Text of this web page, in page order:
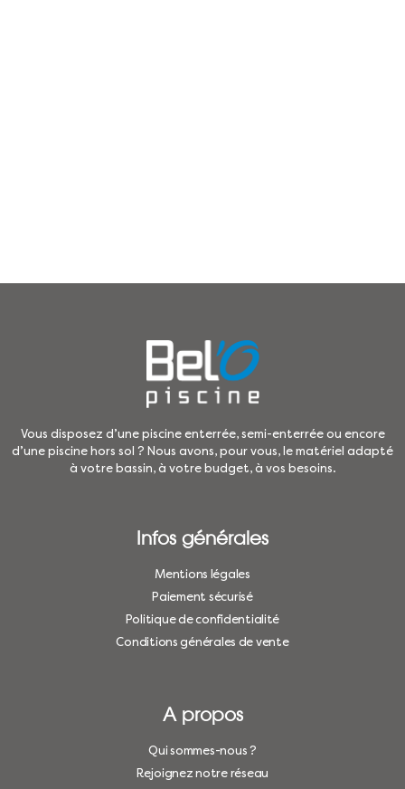
Vous disposez d’une piscine enterrée, semi-enterrée ou encore
d’une piscine hors sol ? Nous avons, pour vous, le matériel adapté
à votre bassin, à votre budget, à vos besoins.
Infos générales
Mentions légales
Paiement sécurisé
Politique de confidentialité
Conditions générales de vente
A propos
Qui sommes-nous ?
Rejoignez notre réseau